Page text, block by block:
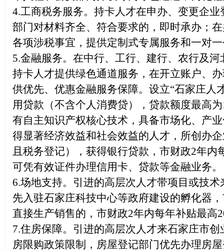
4.工商税务服务。持卡人才在申办、变更企
部门对材料齐全、符合要求的，即时承办；
各项涉税事宜，提供定制式专属服务和一对
5.金融服务。在中行、工行、建行、农行及
持卡人才提供绿色通道服务，在开立账户、
供优先、优惠金融服务保障。设立“石家庄人
用贷款（不含个人消费贷），贷款额度最高
有自主知识产权核心技术，具备市场化、产
得显著经济效益和社会效益的人才，所创办
且税务登记），获得银行贷款，市财政2年
可凭有效证件办理信用卡、贷款等金融业务。
6.场地支持。引进的高层次人才带项目或技
先入驻石家庄科技中心等政府建设的孵化器
直接生产销售的，市财政2年内每年补贴最高
7.住房保障。引进的高层次人才来石家庄市
房限购政策限制，房屋登记部门优先办理房